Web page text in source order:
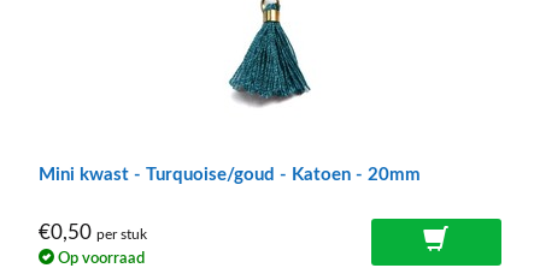
Mini kwast - Turquoise/goud - Katoen - 20mm
€0,50 per stuk
Op voorraad